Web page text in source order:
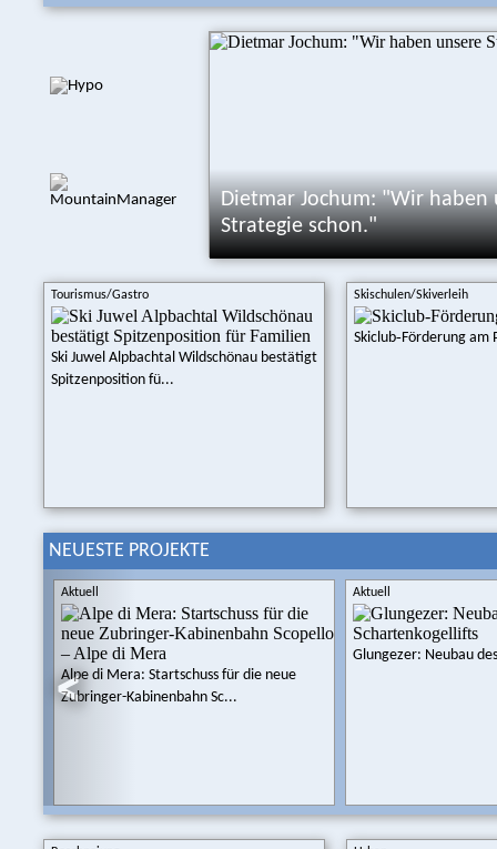
Dietmar Jochum: "Wir haben
Strategie schon."
Tourismus/Gastro
Ski Juwel Alpbachtal Wildschönau bestätigt
Spitzenposition fü...
Skischulen/Skiverleih
Skiclub‑Förderung am
NEUESTE PROJEKTE
Aktuell
Alpe di Mera: Startschuss für die neue
Zubringer-Kabinenbahn Sc...
Aktuell
Glungezer: Neubau